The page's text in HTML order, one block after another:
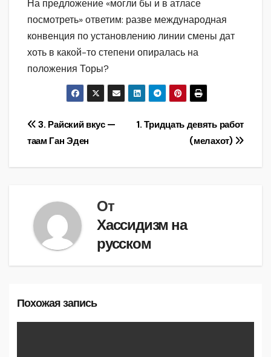
На предложение «могли бы и в атласе
посмотреть» ответим: разве международная
конвенция по установлению линии смены дат
хоть в какой-то степени опиралась на
положения Торы?
Навигация
1. Тридцать девять работ
(мелахот)
3. Райский вкус —
таам Ган Эден
От
Хассидизм на
русском
Похожая запись